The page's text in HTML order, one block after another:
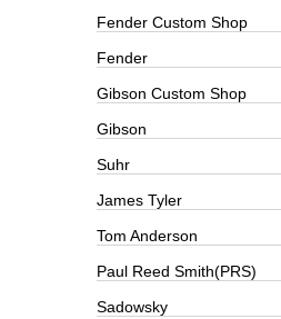
Fender Custom Shop
Fender
Gibson Custom Shop
Gibson
Suhr
James Tyler
Tom Anderson
Paul Reed Smith(PRS)
Sadowsky